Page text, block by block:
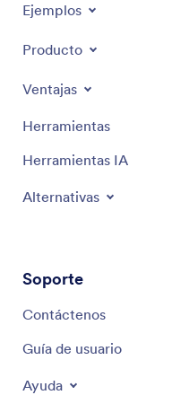
Ejemplos
Producto
Ventajas
Herramientas
Herramientas IA
Alternativas
Soporte
Contáctenos
Guía de usuario
Ayuda